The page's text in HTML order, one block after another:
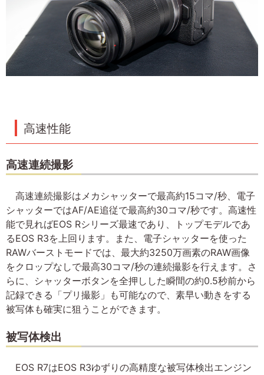
高速性能
高速連続撮影
高速連続撮影はメカシャッターで最高約15コマ/秒、電子
シャッターではAF/AE追従で最高約30コマ/秒です。高速性
能で見ればEOS Rシリーズ最速であり、トップモデルであ
るEOS R3を上回ります。また、電子シャッターを使った
RAWバーストモードでは、最大約3250万画素のRAW画像
をクロップなしで最高30コマ/秒の連続撮影を行えます。さ
らに、シャッターボタンを全押しした瞬間の約0.5秒前から
記録できる「プリ撮影」も可能なので、素早い動きをする
被写体も確実に狙うことができます。
被写体検出
EOS R7はEOS R3ゆずりの高精度な被写体検出エンジン